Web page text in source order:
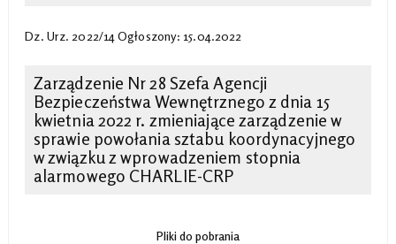
Dz. Urz. 2022/14 Ogłoszony: 15.04.2022
Zarządzenie Nr 28 Szefa Agencji
Bezpieczeństwa Wewnętrznego z dnia 15
kwietnia 2022 r. zmieniające zarządzenie w
sprawie powołania sztabu koordynacyjnego
w związku z wprowadzeniem stopnia
alarmowego CHARLIE-CRP
Pliki do pobrania